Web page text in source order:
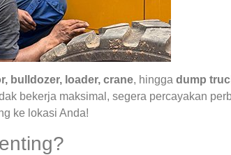
bulldozer, loader, crane, hingga dump
bekerja maksimal, segera percayakan
ke lokasi Anda!